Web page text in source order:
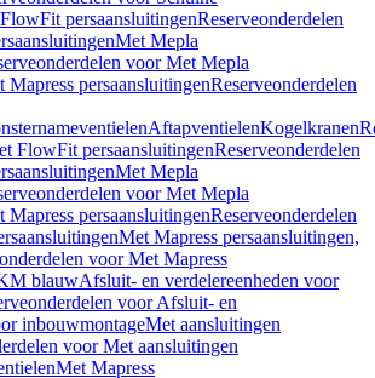
persaansluitingenReserveonderdelen
Met Mepla
voor Met Mepla
Mapress persaansluitingenReserveonderdelen
AftapventielenKogelkranen
FlowFit persaansluitingenReserveonderdelen
Met Mepla
voor Met Mepla
Mapress persaansluitingenReserveonderdelen
Met Mapress persaansluitingen,
voor Met Mapress
blauwAfsluit- en verdelereenheden voor
voor Afsluit- en
inbouwmontageMet aansluitingen
voor Met aansluitingen
Met Mapress